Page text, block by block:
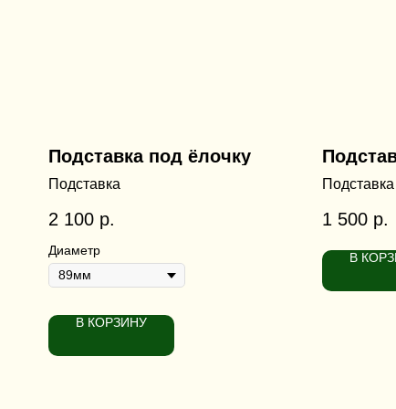
Подставка под ёлочку
Подставка
2 100 р.
Диаметр
В КОРЗИНУ
1 500 р.
В